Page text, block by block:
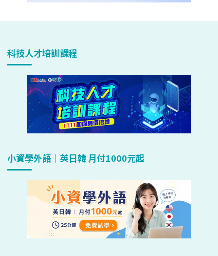
科技人才培訓課程
小資學外語｜英日韓 月付1000元起